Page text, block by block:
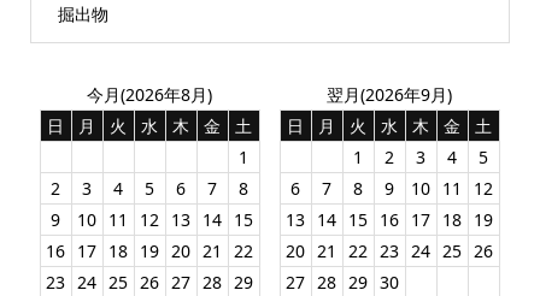
掘出物
今月(2026年8月)
日
月 火 水 木 金
土
1
2
3 4 5 6 7
8
9
10 11 12 13 14 15
16 17 18 19 20 21
22
23 24 25 26 27 28 29
翌月(2026年9月)
日
月 火 水 木 金
土
1
2 3 4
5
6
7 8 9 10 11
12
13 14 15 16 17 18 19
20 21 22 23 24 25 26
27 28 29 30